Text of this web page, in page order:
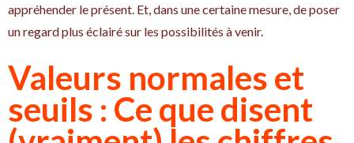
appréhender le présent. Et, dans une certaine mesure, de poser
un regard plus éclairé sur les possibilités à venir.
Valeurs normales et
seuils : Ce que disent